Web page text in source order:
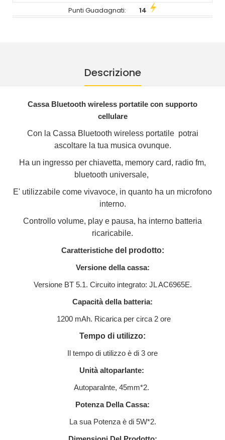
Punti Guadagnati: 14
Descrizione
Cassa Bluetooth wireless portatile con supporto
cellulare
Con la Cassa Bluetooth wireless portatile potrai
ascoltare la tua musica ovunque.
Ha un ingresso per chiavetta, memory card, radio fm,
bluetooth universale,
E' utilizzabile come vivavoce, in quanto ha un microfono
interno.
Controllo volume, play e pausa, ha interno batteria
ricaricabile.
Caratteristichedel prodotto:
Versione della cassa:
Versione BT 5.1. Circuito integrato: JL AC6965E.
Capacità della batteria:
1200 mAh. Ricarica per circa 2 ore
Tempo di utilizzo:
Il tempo di utilizzo è di 3 ore
Unità altoparlante:
Autoparalnte, 45mm*2.
Potenza Della Cassa:
La sua Potenza è di 5W*2.